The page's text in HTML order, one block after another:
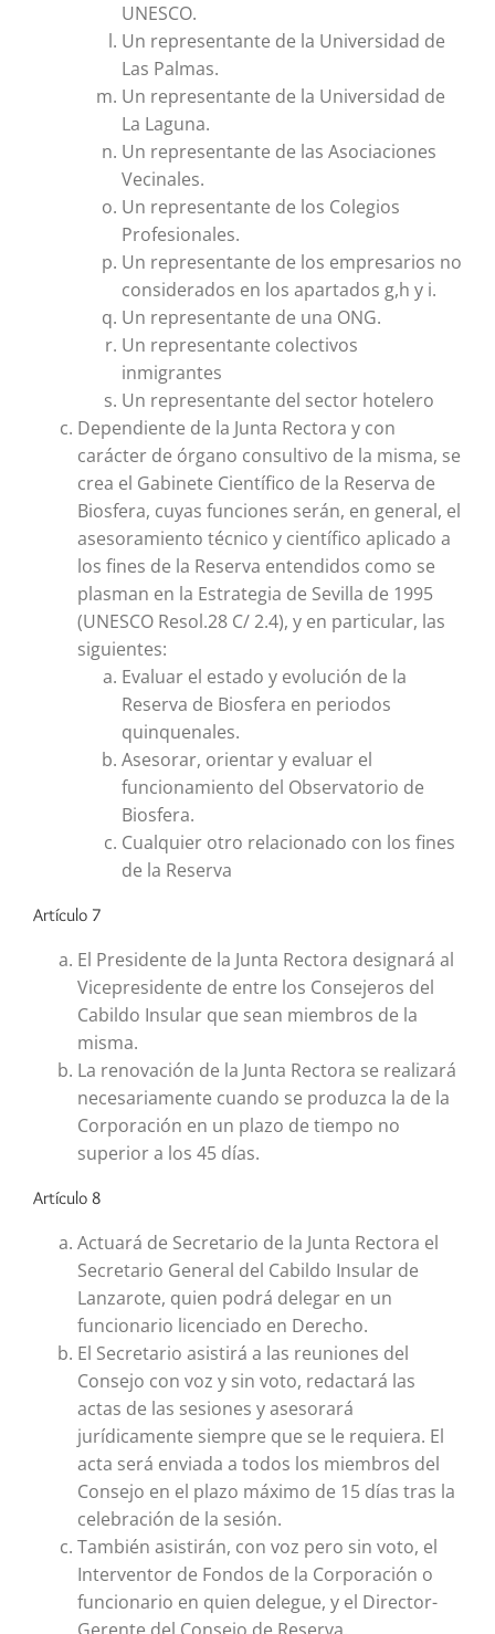
UNESCO.
Un representante de la Universidad de
Las Palmas.
Un representante de la Universidad de
La Laguna.
Un representante de las Asociaciones
Vecinales.
Un representante de los Colegios
Profesionales.
Un representante de los empresarios no
considerados en los apartados g,h y i.
Un representante de una ONG.
Un representante colectivos
inmigrantes
Un representante del sector hotelero
Dependiente de la Junta Rectora y con
carácter de órgano consultivo de la misma, se
crea el Gabinete Científico de la Reserva de
Biosfera, cuyas funciones serán, en general, el
asesoramiento técnico y científico aplicado a
los fines de la Reserva entendidos como se
plasman en la Estrategia de Sevilla de 1995
(UNESCO Resol.28 C/ 2.4), y en particular, las
siguientes:
Evaluar el estado y evolución de la
Reserva de Biosfera en periodos
quinquenales.
Asesorar, orientar y evaluar el
funcionamiento del Observatorio de
Biosfera.
Cualquier otro relacionado con los fines
de la Reserva
Artículo 7
El Presidente de la Junta Rectora designará al
Vicepresidente de entre los Consejeros del
Cabildo Insular que sean miembros de la
misma.
La renovación de la Junta Rectora se realizará
necesariamente cuando se produzca la de la
Corporación en un plazo de tiempo no
superior a los 45 días.
Artículo 8
Actuará de Secretario de la Junta Rectora el
Secretario General del Cabildo Insular de
Lanzarote, quien podrá delegar en un
funcionario licenciado en Derecho.
El Secretario asistirá a las reuniones del
Consejo con voz y sin voto, redactará las
actas de las sesiones y asesorará
jurídicamente siempre que se le requiera. El
acta será enviada a todos los miembros del
Consejo en el plazo máximo de 15 días tras la
celebración de la sesión.
También asistirán, con voz pero sin voto, el
Interventor de Fondos de la Corporación o
funcionario en quien delegue, y el Director-